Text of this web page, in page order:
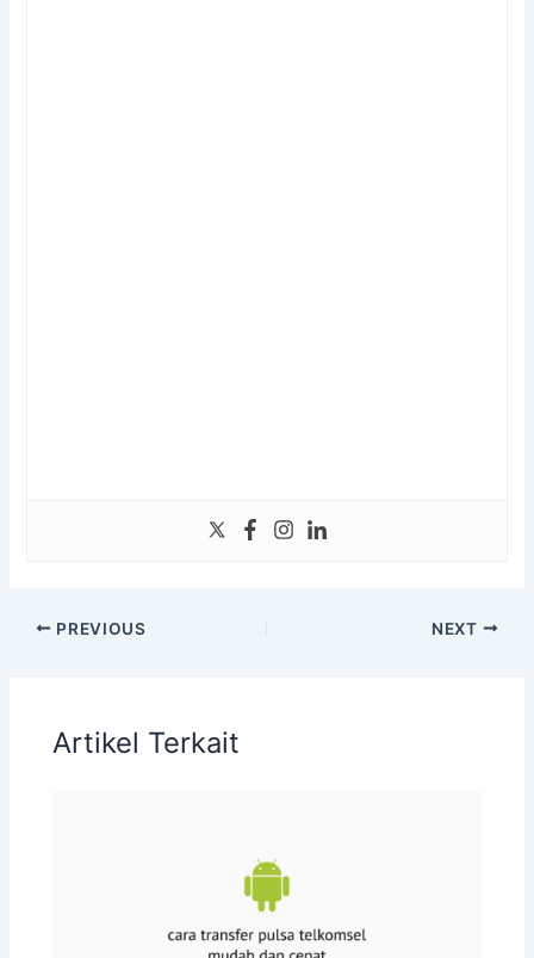
PREVIOUS NEXT
Artikel Terkait